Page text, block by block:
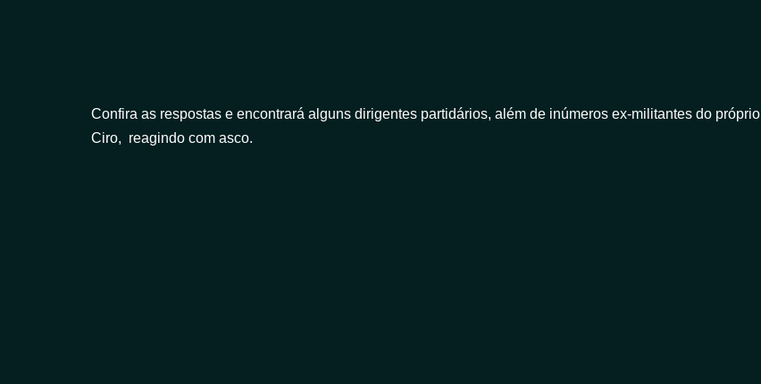
Confira as respostas e encontrará alguns dirigentes partidários, além de inúmeros ex-militantes do próprio
Ciro, reagindo com asco.